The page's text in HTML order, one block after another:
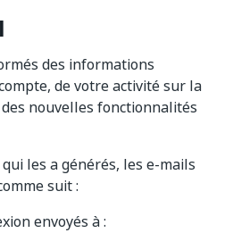
des informations
de votre activité sur la
nouvelles fonctionnalités
les a générés, les e-mails
suit :
envoyés à :